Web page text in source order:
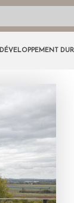
DÉVELOPPEMENT